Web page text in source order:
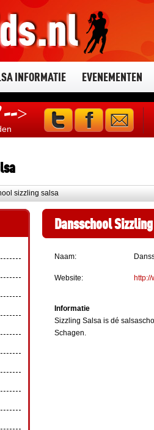
INFORMATIE EVENEMENTEN
-->
sizzling salsa
Dansschool
Naam:
Website:
Informatie
Sizzling Salsa is dé
Schagen.